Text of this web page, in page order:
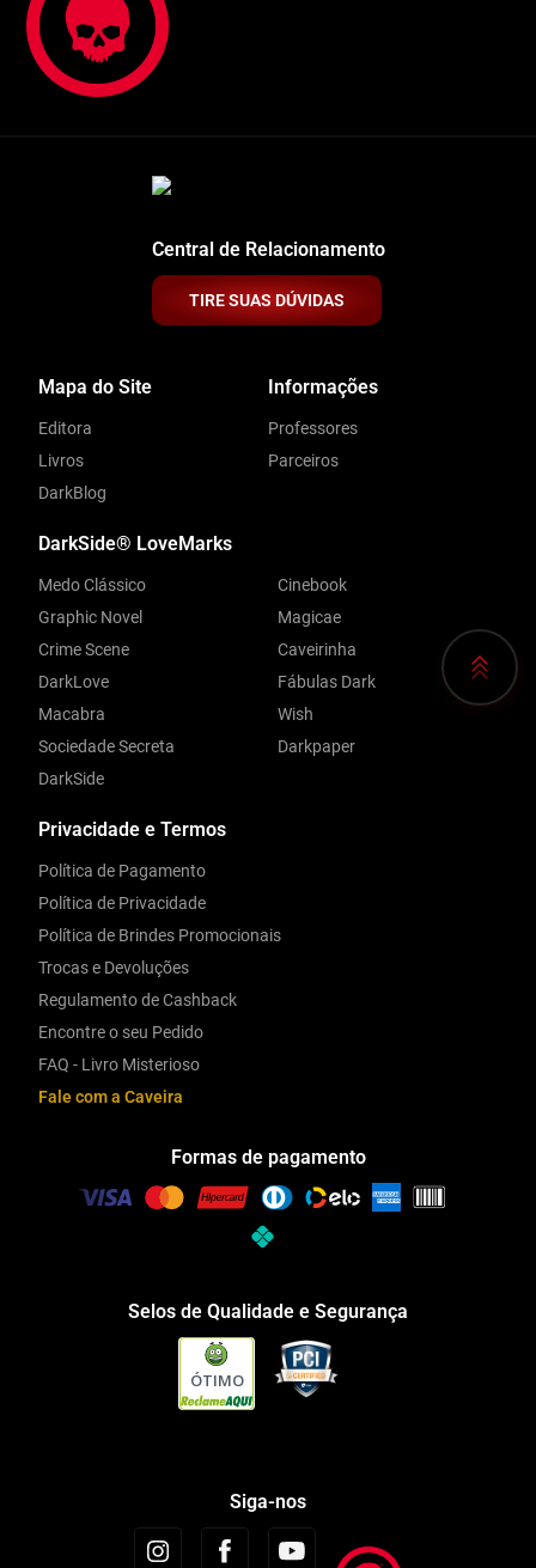
Central de Relacionamento
TIRE SUAS DÚVIDAS
Privacidade e Termos
Política de Pagamento
Política de Privacidade
Política de Brindes Promocionais
Trocas e Devoluções
Regulamento de Cashback
Encontre o seu Pedido
FAQ - Livro Misterioso
Fale com a Caveira
Mapa do Site
Editora
Livros
DarkBlog
Informações
Professores
Parceiros
DarkSide® LoveMarks
Medo Clássico
Graphic Novel
Crime Scene
DarkLove
Macabra
Sociedade Secreta
DarkSide
Cinebook
Magicae
Caveirinha
Fábulas Dark
Wish
Darkpaper
Formas de pagamento
Selos de Qualidade e Segurança
ÓTIMO
Siga-nos